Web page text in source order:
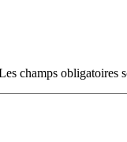
champs obligatoires